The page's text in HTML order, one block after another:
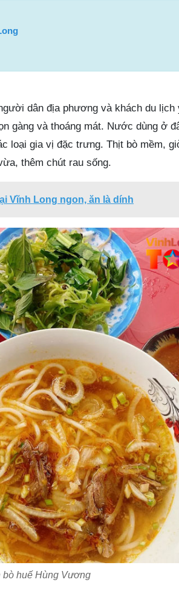
dân địa phương và khách du lịch
gàng và thoáng mát. Nước dùng ở
loại gia vị đặc trưng. Thịt bò mềm,
thêm chút rau sống.
Vĩnh Long ngon, ăn là dính
bò huế Hùng Vương